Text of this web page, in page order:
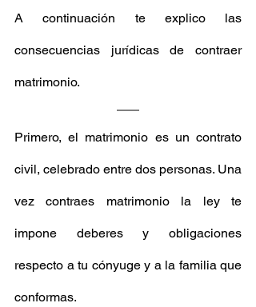
A continuación te explico las
consecuencias jurídicas de contraer
matrimonio.
Primero, el matrimonio es un contrato
civil, celebrado entre dos personas. Una
vez contraes matrimonio la ley te
impone deberes y obligaciones
respecto a tu cónyuge y a la familia que
conformas.